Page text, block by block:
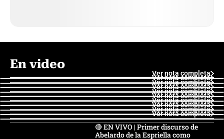
En video
Ver nota completa
Ver nota completa
Ver nota completa
Ver nota completa
Ver nota completa
Ver nota completa
Ver nota completa
Ver nota completa
Ver nota completa
Ver nota completa
🔴 EN VIVO | Primer discurso de
Abelardo de la Espriella como